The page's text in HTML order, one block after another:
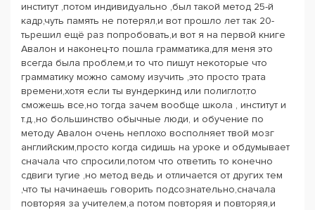
институт ,потом индивидуально ,был такой метод 25-й
кадр,чуть память не потерял,и вот прошло лет так 20-
тьрешил ещё раз попробовать,и вот я на первой книге
Авалон и наконец-то пошла грамматика,для меня это
всегда была проблем,и то что пишут некоторые что
грамматику можно самому изучить ,это просто трата
времени,хотя если ты вундеркинд или полиглот,то
сможешь все,но тогда зачем вообще школа , институт и
т.д.,но большинство обычные люди, и обучение по
методу Авалон очень неплохо восполняет твой мозг
английским,просто когда сидишь на уроке и обдумывает
сначала что спросили,потом что ответить то конечно
сдвиги тугие ,но метод ведь и отличается от других тем
,что ты начинаешь говорить подсознательно,сначала
повторяя за учителем,а потом повторяя и повторяя,и